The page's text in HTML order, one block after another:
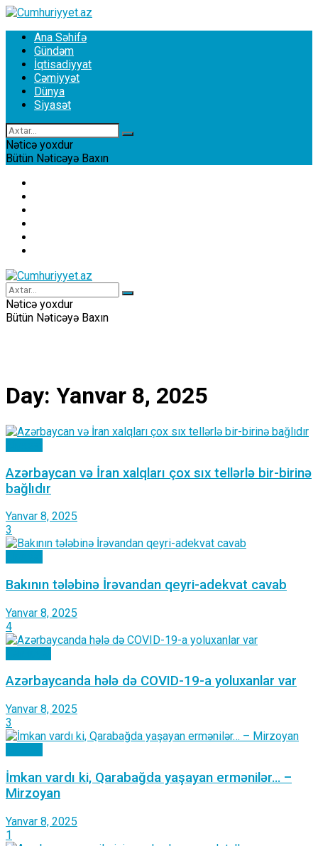
Ana Səhifə
Gündəm
İqtisadiyyat
Cəmiyyət
Dünya
Siyasət
Nəticə yoxdur
Bütün Nəticəyə Baxın
Nəticə yoxdur
Bütün Nəticəyə Baxın
Day: Yanvar 8, 2025
Azərbaycan və İran xalqları çox sıx tellərlə bir-birinə
bağlıdır
Yanvar 8, 2025
3
Bakının tələbinə İrəvandan qeyri-adekvat cavab
Yanvar 8, 2025
4
Azərbaycanda hələ də COVID-19-a yoluxanlar var
Yanvar 8, 2025
3
İmkan vardı ki, Qarabağda yaşayan ermənilər… –
Mirzoyan
Yanvar 8, 2025
1